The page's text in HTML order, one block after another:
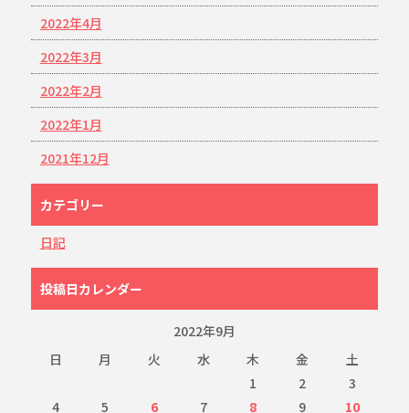
2022年4月
2022年3月
2022年2月
2022年1月
2021年12月
カテゴリー
日記
投稿日カレンダー
2022年9月
日
月 火 水 木 金
土
1
2
3
4
5 6 7 8 9 10